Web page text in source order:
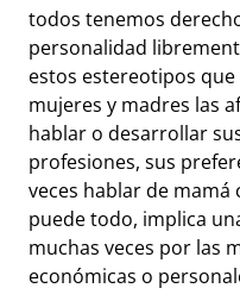
todos tenemos
personalidad
estos estereotipos
mujeres y madres las
hablar o desarrollar
profesiones, sus
veces hablar de
puede todo, implica
muchas veces por las
económicas o